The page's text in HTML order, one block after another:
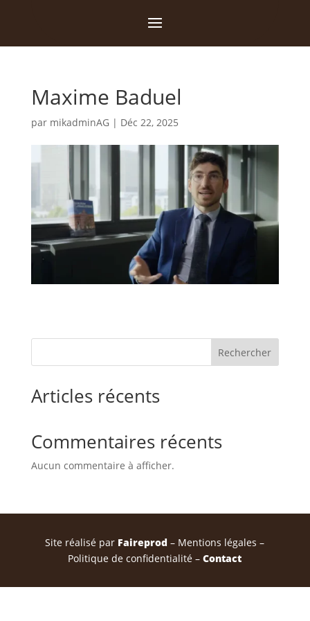
Maxime Baduel
par mikadminAG| Déc 22, 2025
Rechercher
Articles récents
Commentaires récents
Aucun commentaire à afficher.
Site réalisé par Faireprod – Mentions légales –
Politique de confidentialité –Contact